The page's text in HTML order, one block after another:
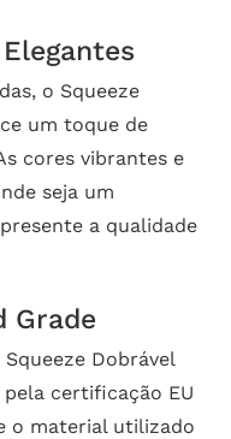
o Squeeze
um toque de
cores vibrantes e
seja um
a qualidade
Grade
Dobrável
certificação EU
o material utilizado